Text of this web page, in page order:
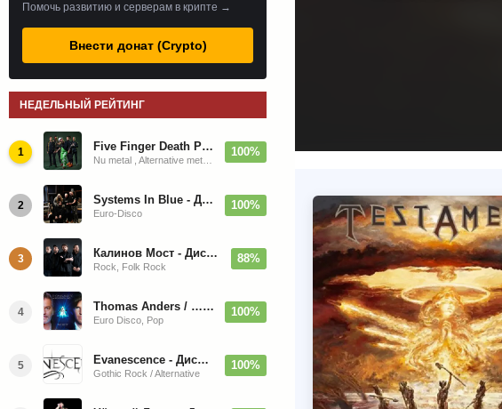
Помочь развитию и серверам в крипте →
Внести донат (Crypto)
НЕДЕЛЬНЫЙ РЕЙТИНГ
1 Five Finger Death Punch - Дискография (2008-2026) 100%
2 Systems In Blue - Дискография (2020-2026)
Euro-Disco
100%
3 Калинов Мост - Дискография (1986-2026)
Rock, Folk Rock
88%
4 Thomas Anders / … Sings Modern Talking: The Best hi-res
Euro Disco, Pop
100%
5 Evanescence - Дискография (1998-2026)
Gothic Rock / Alternative
100%